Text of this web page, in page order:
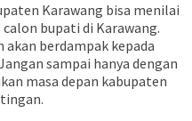
Karawang bisa menilai
bupati di Karawang.
berdampak kepada
sampai hanya dengan
masa depan kabupaten